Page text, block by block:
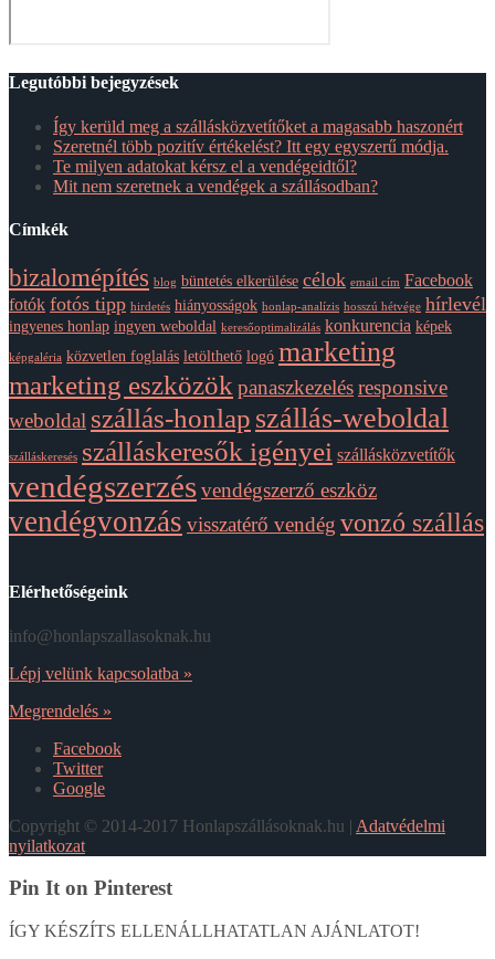
Legutóbbi bejegyzések
Így kerüld meg a szállásközvetítőket a magasabb haszonért
Szeretnél több pozitív értékelést? Itt egy egyszerű módja.
Te milyen adatokat kérsz el a vendégeidtől?
Mit nem szeretnek a vendégek a szállásodban?
Címkék
bizalomépítés blog büntetés elkerülése célok email cím Facebook
fotók fotós tipp hirdetés hiányosságok honlap-analízis hosszú hétvége hírlevél
ingyenes honlap ingyen weboldal keresőoptimalizálás konkurencia képek
képgaléria közvetlen foglalás letölthető logó marketing
marketing eszközökpanaszkezelésresponsive
weboldal szállás-honlap szállás-weboldal
szálláskeresés szálláskeresők igényei szállásközvetítők
vendégszerzésvendégszerző eszköz
vendégvonzás visszatérő vendég vonzó szállás
Elérhetőségeink
info@honlapszallasoknak.hu
Lépj velünk kapcsolatba »
Megrendelés »
Facebook
Twitter
Google
Copyright © 2014-2017 Honlapszállásoknak.hu | Adatvédelmi
nyilatkozat
Pin It on Pinterest
ÍGY KÉSZÍTS ELLENÁLLHATATLAN AJÁNLATOT!